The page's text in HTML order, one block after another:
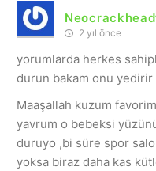
2 yıl önce
yorumlarda herkes
durun bakam onu
Maaşallah kuzum
yavrum o bebeksi
duruyo ,bi süre spor
yoksa biraz daha kas